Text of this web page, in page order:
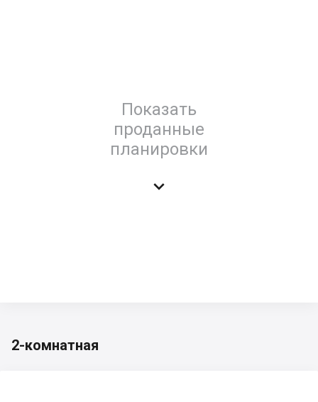
Показать
проданные
планировки

2-комнатная